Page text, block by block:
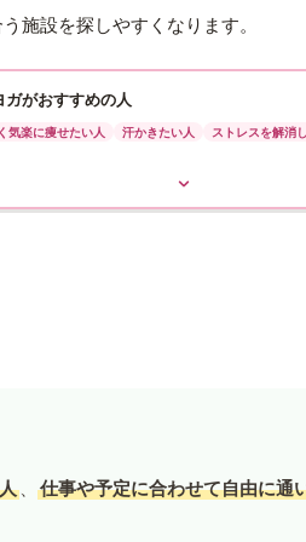
施設を探しやすくなります。
ガがおすすめの人
気楽に痩せたい人 汗かきたい人 ストレスを解消
、 仕事や予定に合わせて自由に通